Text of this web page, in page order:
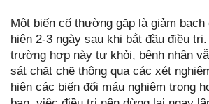
Một biến cố thường gặp là giảm
hiện 2-3 ngày sau khi bắt đầu điều
trường hợp này tự khỏi, bệnh nhân
sát chặt chẽ thông qua các xét
hiện các biến đổi máu nghiêm trọng